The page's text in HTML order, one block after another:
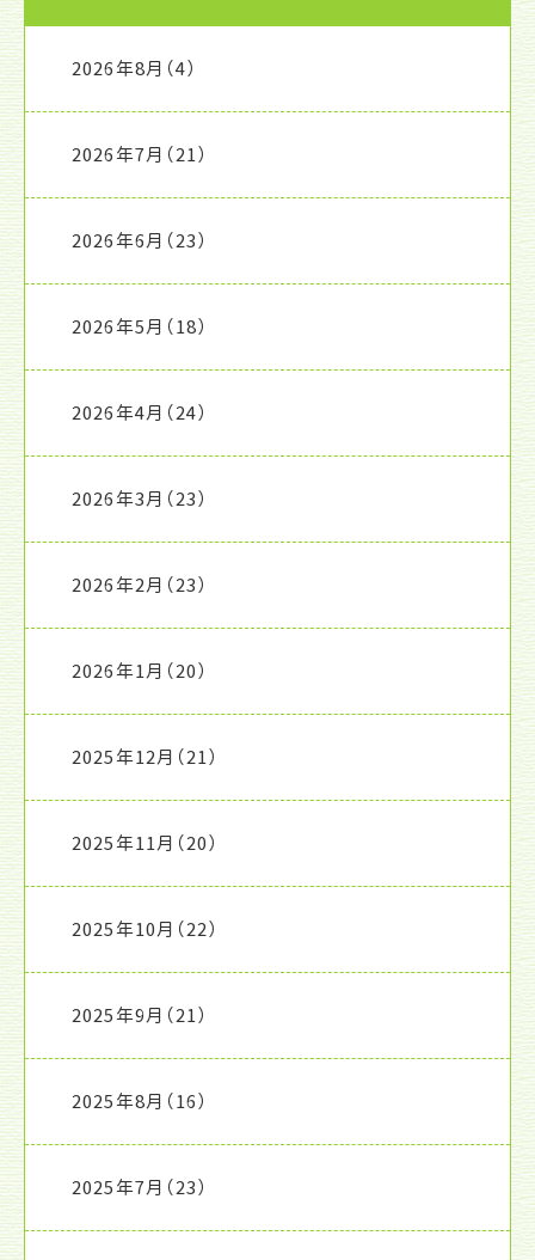
2026年8月 （4）
2026年7月 （21）
2026年6月 （23）
2026年5月 （18）
2026年4月 （24）
2026年3月 （23）
2026年2月 （23）
2026年1月 （20）
2025年12月 （21）
2025年11月 （20）
2025年10月 （22）
2025年9月 （21）
2025年8月 （16）
2025年7月 （23）